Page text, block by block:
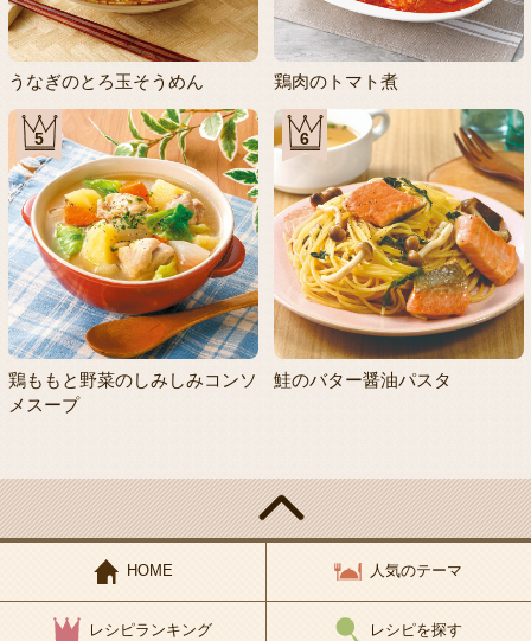
うなぎのとろ玉そうめん 鶏肉のトマト煮
5
鶏ももと野菜のしみしみコンソ
メスープ
6
鮭のバター醤油パスタ
HOME 人気のテーマ
レシピランキング レシピを探す